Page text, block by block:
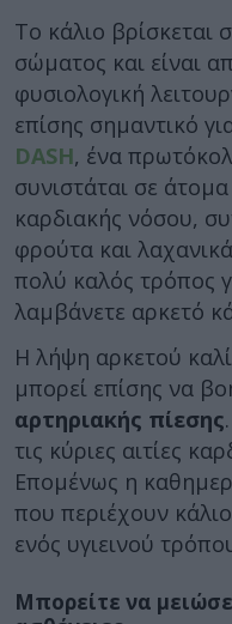
Το κάλιο βρίσκεται
σώματος και είναι
φυσιολογική
επίσης σημαντικό
DASH, ένα
συνιστάται σε
καρδιακής νόσου,
φρούτα και
πολύ καλός τρόπος
λαμβάνετε αρκετό
Η λήψη αρκετού
μπορεί επίσης να
αρτηριακής πίεσης
τις κύριες αιτίες
Επομένως η
που περιέχουν
ενός υγιεινού
Μπορείτε να